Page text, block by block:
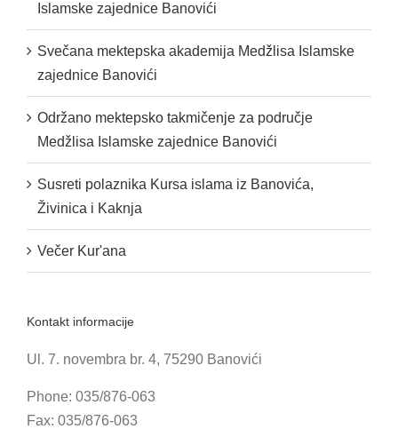
Islamske zajednice Banovići
Svečana mektepska akademija Medžlisa Islamske
zajednice Banovići
Održano mektepsko takmičenje za područje
Medžlisa Islamske zajednice Banovići
Susreti polaznika Kursa islama iz Banovića,
Živinica i Kaknja
Večer Kur'ana
Kontakt informacije
Ul. 7. novembra br. 4, 75290 Banovići
Phone: 035/876-063
Fax: 035/876-063